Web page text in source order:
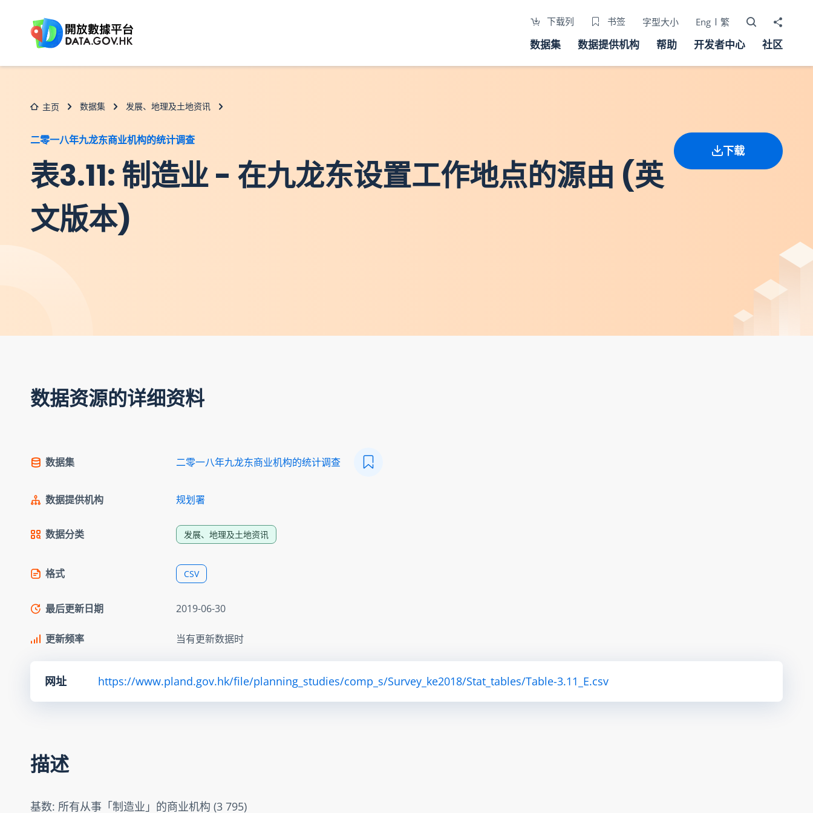
下载列 书签 字型大小 Eng 繁 打开搜寻器
分享至
数据集 数据提供机构 帮助 开发者中心 社区
主页 数据集 发展、地理及土地资讯
二零一八年九龙东商业机构的统计调查
表3.11: 制造业 - 在九龙东设置工作地点的源由 (英
文版本)
下载
数据资源的详细资料
数据集 二零一八年九龙东商业机构的统计调查
数据提供机构 规划署
数据分类 发展、地理及土地资讯
格式 CSV
最后更新日期 2019-06-30
更新频率 当有更新数据时
网址 https://www.pland.gov.hk/file/planning_studies/comp_s/Survey_ke2018/Stat_tables/Table-3.11_E.csv
描述
基数: 所有从事「制造业」的商业机构 (3 795)